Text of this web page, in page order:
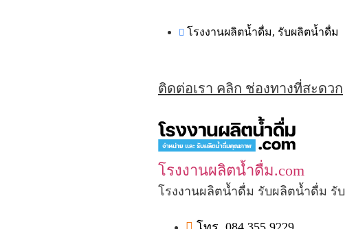
โรงงานผลิตน้ำดื่ม, รับผลิตน้ำดื่ม
ติดต่อเรา คลิก ช่องทางที่สะดวก
โรงงานผลิตน้ำดื่ม.com
โรงงานผลิตน้ำดื่ม รับผลิตน้ำดื่ม